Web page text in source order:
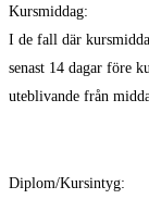
Kursmiddag:
I de fall där
senast 14 dagar före
uteblivande från
Diplom/Kursintyg: